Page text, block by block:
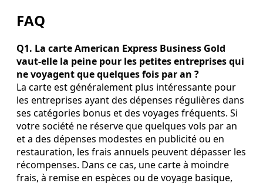
FAQ
Q1. La carte American Express Business Gold
vaut‑elle la peine pour les petites entreprises qui
ne voyagent que quelques fois par an ?
La carte est généralement plus intéressante pour
les entreprises ayant des dépenses régulières dans
ses catégories bonus et des voyages fréquents. Si
votre société ne réserve que quelques vols par an
et a des dépenses modestes en publicité ou en
restauration, les frais annuels peuvent dépasser les
récompenses. Dans ce cas, une carte à moindre
frais, à remise en espèces ou de voyage basique,